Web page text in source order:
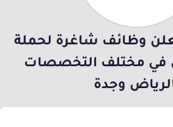
وظائف شاغرة لحملة
في مختلف التخصصات
وجدة